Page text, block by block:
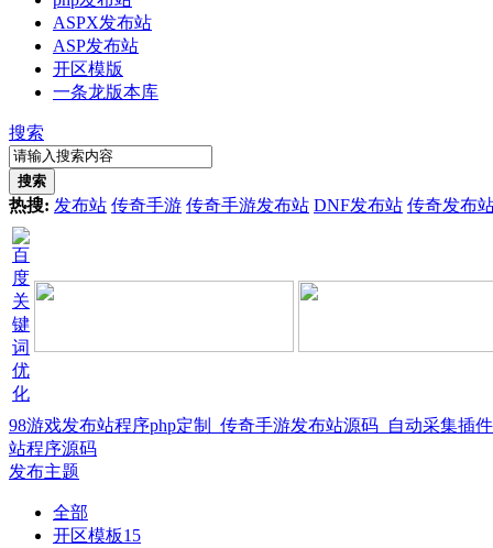
ASPX发布站
ASP发布站
开区模版
一条龙版本库
搜索
搜索
热搜: 发布站 传奇手游 传奇手游发布站 DNF发布站 传奇发布
98游戏发布站程序php定制_传奇手游发布站源码_自动采集插
站程序源码
发布主题
全部
开区模板15